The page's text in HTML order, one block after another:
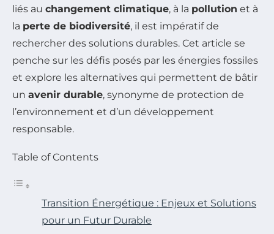
liés au changement climatique, à la pollution et à
la perte de biodiversité, il est impératif de
rechercher des solutions durables. Cet article se
penche sur les défis posés par les énergies fossiles
et explore les alternatives qui permettent de bâtir
un avenir durable, synonyme de protection de
l’environnement et d’un développement
responsable.
Table of Contents
Transition Énergétique : Enjeux et Solutions
pour un Futur Durable